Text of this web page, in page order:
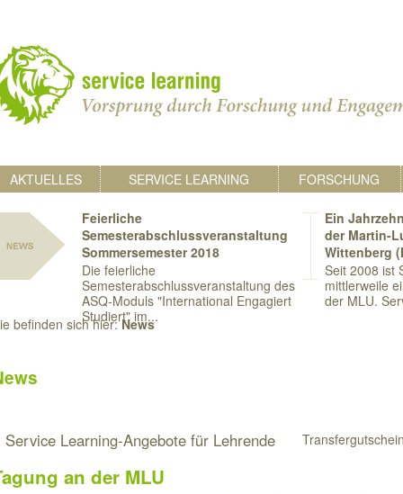
AKTUELLES SERVICE LEARNING FORSCHUNG
Feierliche
Semesterabschlussveranstaltung
Sommersemester 2018
Die feierliche
Semesterabschlussveranstaltung des
ASQ-Moduls "International Engagiert
Studiert" im...
Ein
der Martin-
Wittenberg
Seit 2008 ist
mittlerweile
der MLU.
befinden sich hier:News
Service Learning-Angebote für Lehrende
an der MLU